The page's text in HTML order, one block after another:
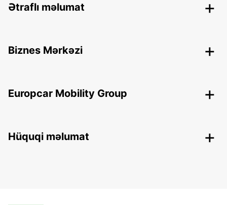
Ətraflı məlumat
Biznes Mərkəzi
Europcar Mobility Group
Hüquqi məlumat